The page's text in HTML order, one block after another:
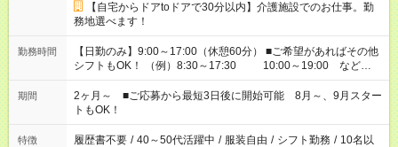
【自宅からドアtoドアで30分以内】介護施設でのお仕事。勤
務地選べます！
勤務時間
【日勤のみ】9:00～17:00（休憩60分） ■ご希望があればその他
シフトもOK！ （例）8:30～17:30 10:00～19:00 など
「家族とお休みを合わせたい」 「できれば残業はしたくない」
など、あなたのご希望に沿ったお仕事をご紹介します！ ※Wワ
ーク希望の方へ 今ご覧のお仕事で希望する勤務時間と、もう1つ
のお仕事の勤務時間。 合計で週40時間を超える場合は応募でき
ません
期間
2ヶ月～ ■ご応募から最短3日後に開始可能 8月～、9月スター
トもOK！
特徴 履歴書不要 / 40～50代活躍中 / 服装自由 / シフト勤務 / 10名以